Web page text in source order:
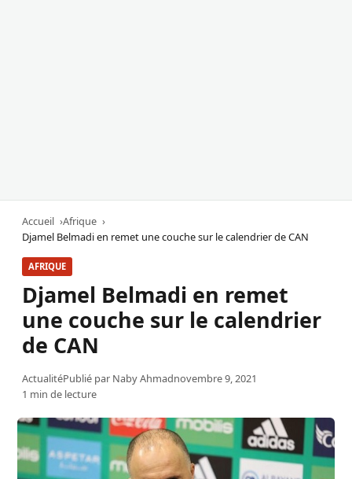
Accueil
Afrique
Djamel Belmadi en remet une couche sur le calendrier de CAN
AFRIQUE
Djamel Belmadi en remet
une couche sur le calendrier
de CAN
ActualitéPublié par Naby Ahmadnovembre 9, 2021
1 min de lecture